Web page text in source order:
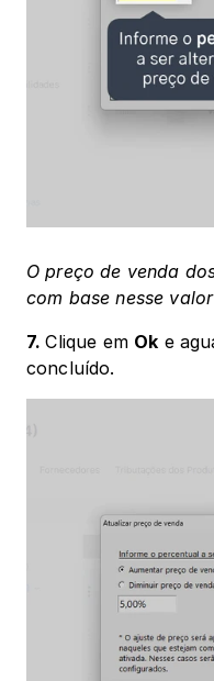
O preço de venda
com base nesse
7. Clique em Ok e
concluído.